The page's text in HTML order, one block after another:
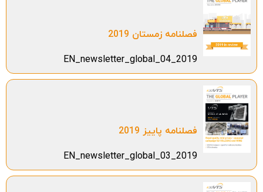
فصلنامه زمستان 2019
EN_newsletter_global_04_2019
فصلنامه پاییز 2019
EN_newsletter_global_03_2019